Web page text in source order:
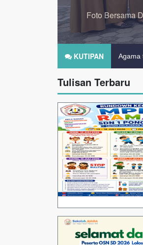
KUTIPAN Agama
Tulisan Terbaru